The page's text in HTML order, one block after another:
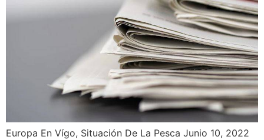
Europa En Vígo, Situación De La Pesca Junio 10, 2022